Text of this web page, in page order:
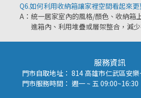
Q6.如何利用收納箱讓家裡空間看起來更
A：統一居家室內的風格/顏色、收納箱
進箱內、利用堆疊或層架整合，減
服務資訊
門市自取地址： 814 高雄市仁武區安
門市服務時間： 週一 ~ 五 09:00~16:30